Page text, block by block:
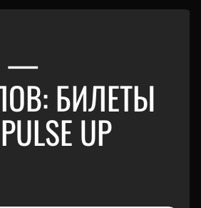
—
БИЛЕТЫ
UP